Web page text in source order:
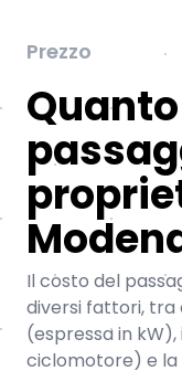
Prezzo
Il costo del
diversi fattori, tra
(espressa in
ciclomotore) e la